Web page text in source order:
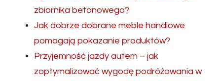
zbiornika betonowego?
Jak dobrze dobrane meble handlowe
pomagają pokazanie produktów?
Przyjemność jazdy autem – jak
zoptymalizować wygodę podróżowania w